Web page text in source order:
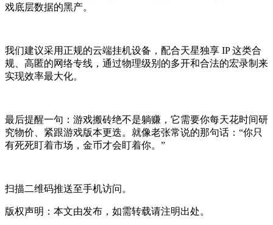
戏底层数据的黑产。
我们建议采用正规的云端挂机设备，配合天星独享 IP 这类合
规、高匿的网络专线，通过物理级别的多开和合法的宏录制来
实现效率最大化。
最后提醒一句：游戏搬砖绝不是躺赚，它需要你每天花时间研
究物价、紧跟游戏版本更迭。就像老张常说的那句话：“你只
有死死盯着市场，金币才会盯着你。”
扫描二维码推送至手机访问。
版权声明：本文由发布，如需转载请注明出处。